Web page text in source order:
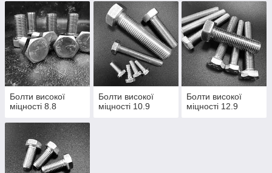
динамічних (циклічних та ударних) навантажень.
Для надання високої міцності метизи піддаються
процесу термопокращення.
Болти високої
міцності 8.8
Болти високої
міцності 10.9
Болти високої
міцності 12.9